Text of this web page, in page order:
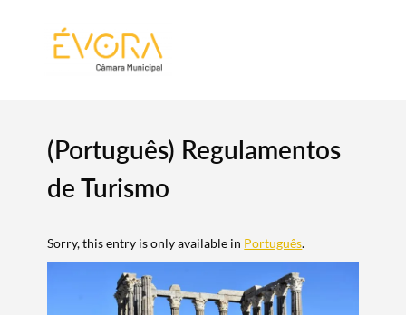
(Português) Regulamentos
de Turismo
Sorry, this entry is only available in Português.